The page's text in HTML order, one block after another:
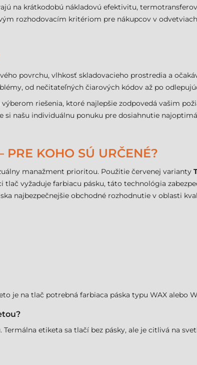
na krátkodobú nákladovú efektivitu,
rozhodovacím kritériom pre nákupcov v
povrchu, vlhkosť skladovacieho prostredia a
od nečitateľných čiarových kódov až po
riešenia, ktoré najlepšie zodpovedá vašim
našu individuálnu ponuku pre dosiahnutie
PRE KOHO SÚ URČENÉ?
manažment prioritou. Použitie červenej varianty
vyžaduje farbiacu pásku, táto technológia
najbezpečnejšie obchodné rozhodnutie v oblasti
je na tlač potrebná farbiaca páska typu WAX alebo
etiketa sa tlačí bez pásky, ale je citlivá na